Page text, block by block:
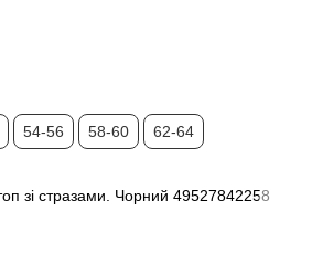
54-56 58-60 62-64